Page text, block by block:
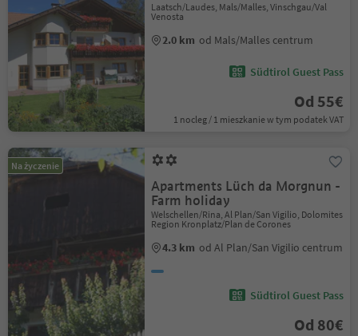
Laatsch/Laudes, Mals/Malles, Vinschgau/Val
Venosta
2.0 km od Mals/Malles centrum
Südtirol Guest Pass
Od 55€
1 nocleg / 1 mieszkanie w tym podatek VAT
Na życzenie
Apartments Lüch da Morgnun -
Farm holiday
Welschellen/Rina, Al Plan/San Vigilio, Dolomites
Region Kronplatz/Plan de Corones
4.3 km od Al Plan/San Vigilio centrum
Südtirol Guest Pass
Od 80€